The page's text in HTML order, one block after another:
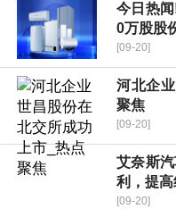
今日热
0万股股
[09-20]
河北企
聚焦
[09-20]
艾奈斯
利，提
[09-20]